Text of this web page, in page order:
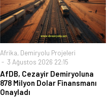
Afrika, Demiryolu Projeleri
3 Ağustos 2026 22:15
AfDB, Cezayir Demiryoluna
878 Milyon Dolar Finansmanı
Onayladı